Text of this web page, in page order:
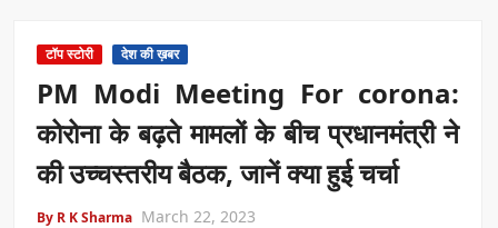
टॉप स्टोरी देश की ख़बर
PM Modi Meeting For corona:
कोरोना के बढ़ते मामलों के बीच प्रधानमंत्री ने
की उच्चस्तरीय बैठक, जानें क्या हुई चर्चा
By R K Sharma March 22, 2023